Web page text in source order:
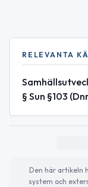
RELEVANTA
§ Sun §103
Den här artikeln
system och